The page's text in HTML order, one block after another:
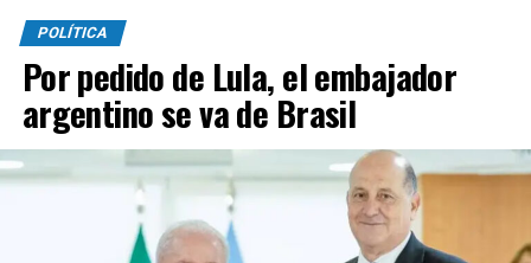
POLÍTICA
Por pedido de Lula, el embajador
argentino se va de Brasil